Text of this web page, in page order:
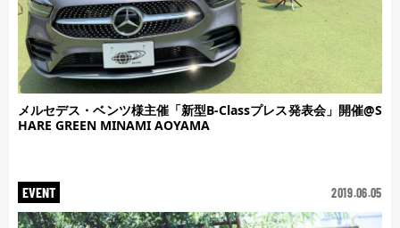
メルセデス・ベンツ様主催「新型B-Classプレス発表会」開催@S
HARE GREEN MINAMI AOYAMA
EVENT 2019.06.05